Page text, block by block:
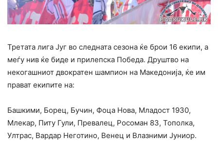
Третата лига Југ во следната сезона ќе брои 16 екипи, а
меѓу нив ќе биде и прилепска Победа. Друштво на
некогашниот двократен шампион на Македонија, ќе им
прават екипите на:
Башкими, Борец, Бучин, Фоца Нова, Младост 1930,
Млекар, Питу Гули, Превалец, Росоман 83, Тополка,
Ултрас, Вардар Неготино, Венец и Влазними Јуниор.